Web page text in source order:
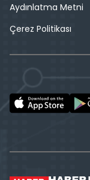
Aydınlatma Metni
Çerez Politikası